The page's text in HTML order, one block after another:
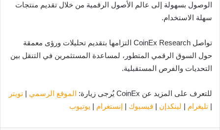
الوصول بسهولة إلى عالم الأصول الرقمية من خلال تقديم منتجات
سهلة الاستخدام.
تواصل CoinEx Research التزامها بتقديم تحليلات ورؤى معمقة
حول السوق الرقمي المتطور، لمساعدة المستثمرين في التنقل بين
التحديات والفرص المستقبلية.
للتعرف على المزيد عن CoinEx يُرجى زيارة: الموقع الرسمي | تويتر
| تليغرام | لينكدإن | فيسبوك | إنستغرام | يوتيوب